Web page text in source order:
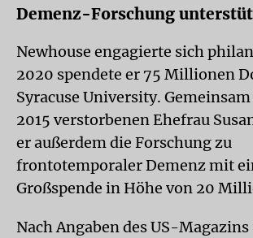
Demenz-Forschung
Newhouse engagierte sich
2020 spendete er 75 Millionen
Syracuse University.
2015 verstorbenen Ehefrau
er außerdem die Forschung zu
frontotemporaler Demenz mit
Großspende in Höhe von 20
Nach Angaben des US-